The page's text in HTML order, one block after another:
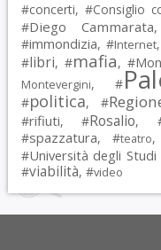
#concerti, #Consiglio
#Diego Cammarata
#immondizia, #Internet
#libri, #mafia, #
Montevergini, #
#politica, #
#rifiuti, #Rosalio,
#spazzatura, #teatro
#Università degli
#viabilità, #video